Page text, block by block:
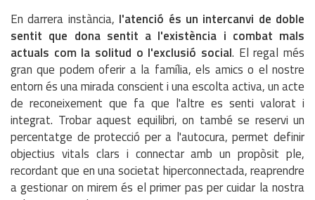
En darrera instància, l'atenció és un intercanvi de doble
sentit que dona sentit a l'existència i combat mals
actuals com la solitud o l'exclusió social. El regal més
gran que podem oferir a la família, els amics o el nostre
entorn és una mirada conscient i una escolta activa, un acte
de reconeixement que fa que l'altre es senti valorat i
integrat. Trobar aquest equilibri, on també se reservi un
percentatge de protecció per a l'autocura, permet definir
objectius vitals clars i connectar amb un propòsit ple,
recordant que en una societat hiperconnectada, reaprendre
a gestionar on mirem és el primer pas per cuidar la nostra